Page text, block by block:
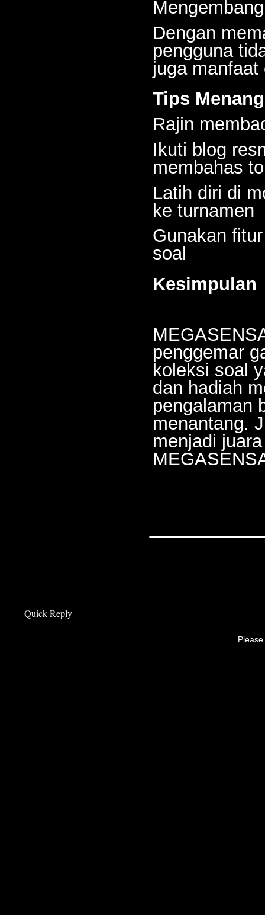
Dengan
pengguna
juga
Tips
Rajin
Ikuti blog
membahas
Latih diri di
ke turnamen
Gunakan
soal
Kesimpulan
penggemar
koleksi soal
dan hadiah
pengalaman
menantang.
menjadi
Quick Reply